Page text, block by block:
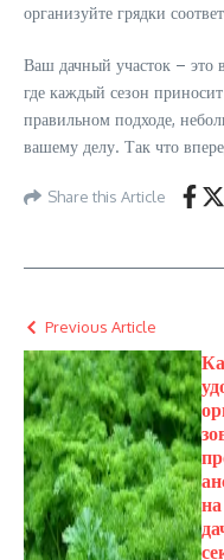
организуйте грядки
Ваш дачный участок – это
где каждый сезон
правильном подходе,
вашему делу. Так что
Share this Article
Previous Article
на